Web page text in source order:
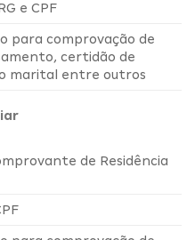
e CPF
para comprovação de
certidão de
marital entre outros
de Residência